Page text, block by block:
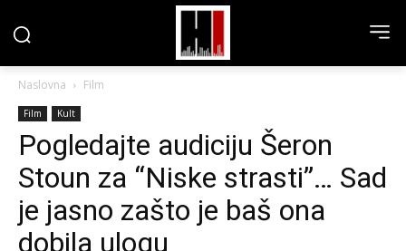
Naslovna Film
Film Kult
Pogledajte audiciju Šeron
Stoun za “Niske strasti”… Sad
je jasno zašto je baš ona
dobila ulogu